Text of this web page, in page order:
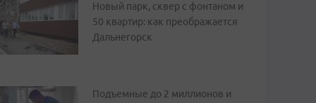
Новый парк, сквер с фонтаном и
50 квартир: как преображается
Дальнегорск
Подъемные до 2 миллионов и